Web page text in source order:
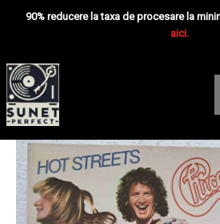
90% reducere la taxa de procesare la
aici.
Cantitate
Chicago
–
Hot
Streets
-